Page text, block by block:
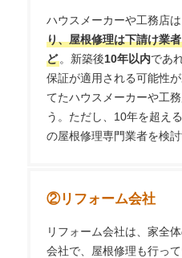
ハウスメーカーや工務店
り、屋根修理は下請け業
ど。新築後10年以内であ
保証が適用される可能性
てたハウスメーカーや工
う。ただし、10年を超え
の屋根修理専門業者を検
②リフォーム会社
リフォーム会社は、家全
会社で、屋根修理も行っ